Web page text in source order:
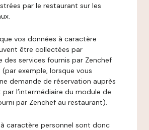
par le restaurant sur les
vos données à caractère
être collectées par
des services fournis par Zenchef
exemple, lorsque vous
demande de réservation auprès
l’intermédiaire du module de
par Zenchef au restaurant).
caractère personnel sont donc